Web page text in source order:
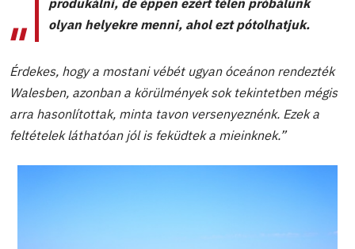
produkálni, de éppen ezért télen próbálunk
olyan helyekre menni, ahol ezt pótolhatjuk.
Érdekes, hogy a mostani vébét ugyan óceánon rendezték
Walesben, azonban a körülmények sok tekintetben mégis
arra hasonlítottak, minta tavon versenyeznénk. Ezek a
feltételek láthatóan jól is feküdtek a mieinknek.”